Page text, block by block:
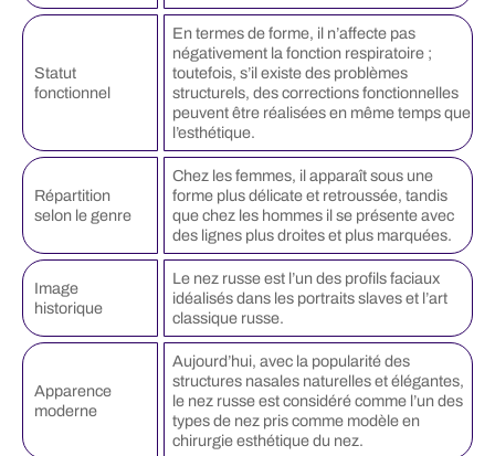
Statut
fonctionnel
En termes de forme, il n’affecte pas
négativement la fonction respiratoire ;
toutefois, s’il existe des problèmes
structurels, des corrections fonctionnelles
peuvent être réalisées en même temps que
l’esthétique.
Répartition
selon le genre
Chez les femmes, il apparaît sous une
forme plus délicate et retroussée, tandis
que chez les hommes il se présente avec
des lignes plus droites et plus marquées.
Image
historique
Le nez russe est l’un des profils faciaux
idéalisés dans les portraits slaves et l’art
classique russe.
Apparence
moderne
Aujourd’hui, avec la popularité des
structures nasales naturelles et élégantes,
le nez russe est considéré comme l’un des
types de nez pris comme modèle en
chirurgie esthétique du nez.